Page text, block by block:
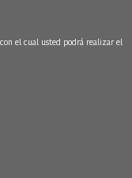
el cual usted podrá realizar el